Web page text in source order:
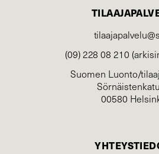
(09) 228 08 210
Suomen Luonto/
00580